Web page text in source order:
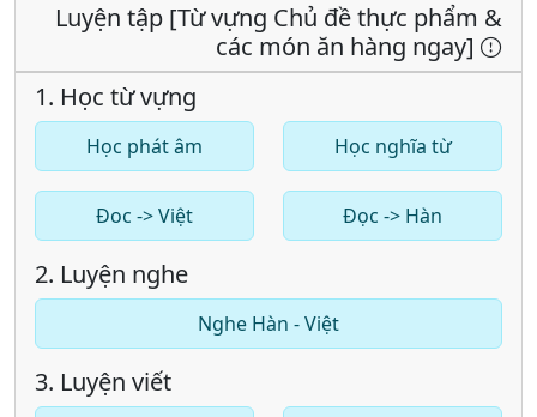
Luyện tập [Từ vựng Chủ đề thực phẩm &
các món ăn hàng ngay]
1. Học từ vựng
Học phát âm Học nghĩa từ
Đoc -> Việt Đọc -> Hàn
2. Luyện nghe
Nghe Hàn - Việt
3. Luyện viết